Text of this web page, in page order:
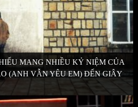
MANG NHIỀU KỶ NIỆM CỦA
(ANH VẪN YÊU EM) ĐẾN GIÂY